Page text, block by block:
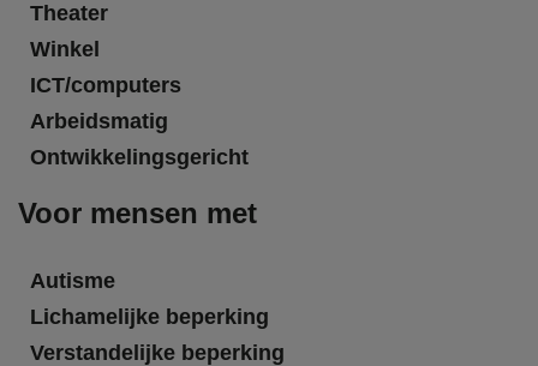
Theater
Winkel
ICT/computers
Arbeidsmatig
Ontwikkelingsgericht
Voor mensen met
Autisme
Lichamelijke beperking
Verstandelijke beperking